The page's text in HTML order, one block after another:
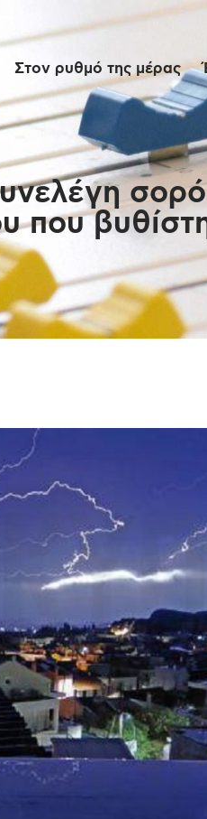
Στον ρυθμό της μέρας
που
ρυθμό της